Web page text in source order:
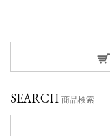
SEARCH 商品検索